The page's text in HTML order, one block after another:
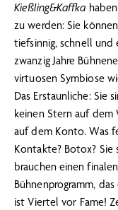
Kießling&Kaffka
zu werden: Sie
tiefsinnig, schnell
zwanzig Jahre
virtuosen Symbiose
Das Erstaunliche: Sie
keinen Stern auf
auf dem Konto. Was
Kontakte? Botox?
brauchen einen
Bühnenprogramm,
ist Viertel vor Fame!